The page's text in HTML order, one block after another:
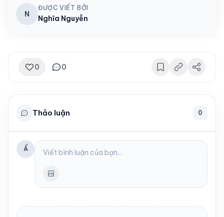
N
ĐƯỢC VIẾT BỞI
Nghĩa Nguyễn
0 0
Thảo luận 0
Ẩ